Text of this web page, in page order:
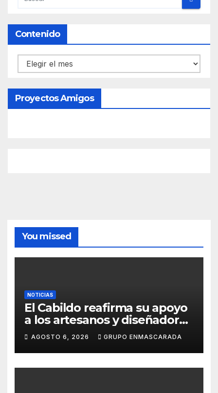
Contenido
Contenido
Proyectos Amigos
You missed
NOTICIAS
El Cabildo reafirma su apoyo
a los artesanos y diseñadores
del Carnaval de Tenerife
AGOSTO 6, 2026 GRUPO ENMASCARADA